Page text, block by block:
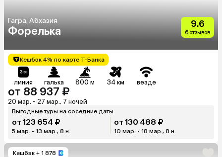
Гагра, Абхазия
Форелька
9.6
6 отзывов
Кешбэк 4% по карте Т-Банка
линия галька 800 м 34 км везде
от 88 937 ₽
20 мар. - 27 мар., 7 ночей
Выгодные туры на соседние даты
от 123 654 ₽
5 мар. - 13 мар., 8 н.
от 130 488 ₽
10 мар. - 18 мар., 8 н.
Кешбэк + 1 878